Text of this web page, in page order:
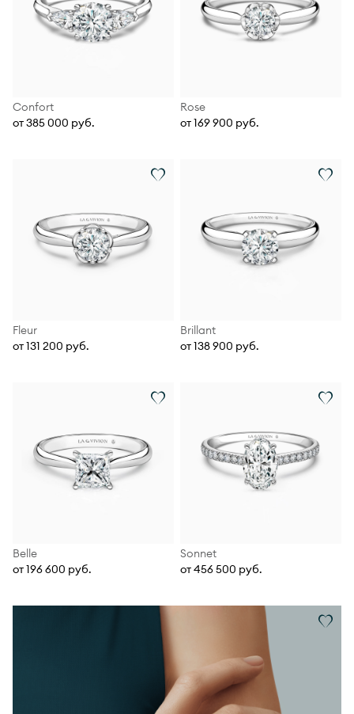
Confort
от 385 000 руб.
Rose
от 169 900 руб.
Fleur
от 131 200 руб.
Brillant
от 138 900 руб.
Belle
от 196 600 руб.
Sonnet
от 456 500 руб.